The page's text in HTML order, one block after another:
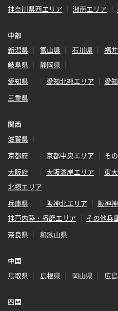
神奈川県西エリア
湘南エリア
中部
新潟県
富山県 石川県 福
岐阜県
静岡県
愛知県
愛知北部エリア 愛
三重県
関西
滋賀県
京都府
京都中央エリア
そ
大阪府
大阪湾岸エリア 東
北摂エリア
兵庫県
阪神北エリア
阪神
神戸内陸・播磨エリア
その他兵
奈良県
和歌山県
中国
鳥取県
島根県 岡山県 広
四国